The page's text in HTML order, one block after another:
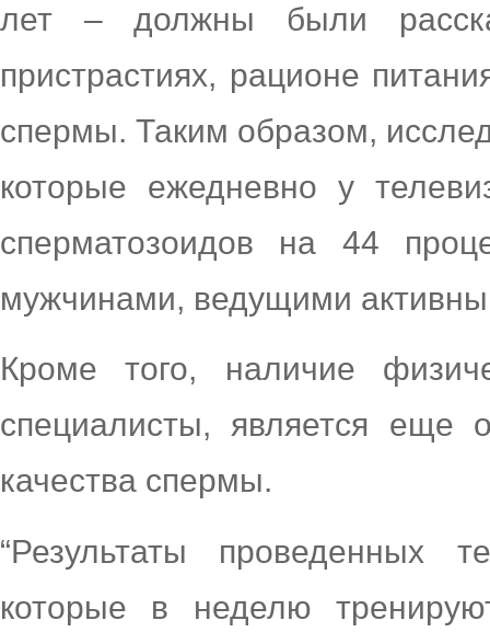
лет – должны были
пристрастиях, рационе
спермы. Таким образом,
которые ежедневно у
сперматозоидов на 44
мужчинами, ведущими
Кроме того, наличие
специалисты, является
качества спермы.
“Результаты проведенных
которые в неделю